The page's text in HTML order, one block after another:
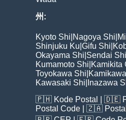
州:
Kyoto Shi Nagoya Shi
Shinjuku Ku Gifu Shi
Okayama Shi Sendai Shi
Kumamoto Shi Kamikita
Toyokawa Shi
Kawasaki Shi Inazawa
🇵🇭 Kode Postal | 🇩🇪
Postal Code | 🇿🇦